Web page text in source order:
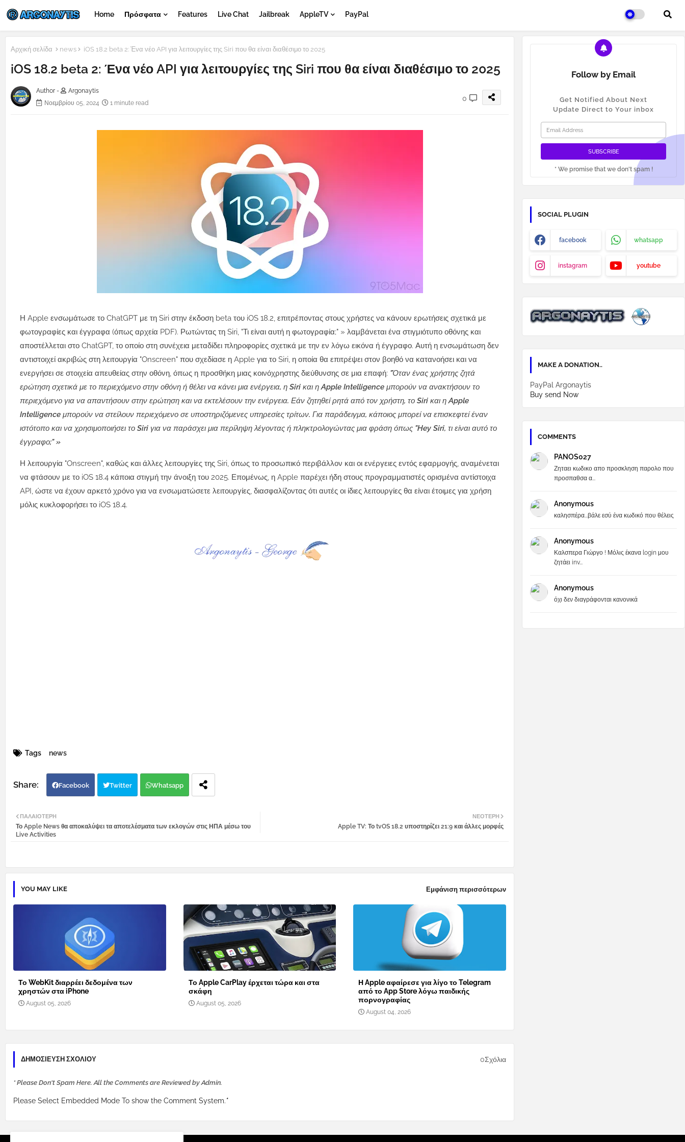
Home Πρόσφατα Features Live Chat Jailbreak AppleTV PayPal
Αρχική σελίδα news iOS 18.2 beta 2: Ένα νέο API για λειτουργίες της Siri που θα είναι διαθέσιμο το 2025
iOS 18.2 beta 2: Ένα νέο API για λειτουργίες της Siri που θα είναι διαθέσιμο το 2025
Author -
Argonaytis
Νοεμβρίου 05, 2024
1 minute read
0
Η Apple ενσωμάτωσε το ChatGPT με τη Siri στην έκδοση beta του iOS 18.2, επιτρέποντας στους χρήστες να κάνουν ερωτήσεις σχετικά με
φωτογραφίες και έγγραφα (όπως αρχεία PDF). Ρωτώντας τη Siri, "Τι είναι αυτή η φωτογραφία;" » λαμβάνεται ένα στιγμιότυπο οθόνης και
αποστέλλεται στο ChatGPT, το οποίο στη συνέχεια μεταδίδει πληροφορίες σχετικά με την εν λόγω εικόνα ή έγγραφο. Αυτή η ενσωμάτωση δεν
αντιστοιχεί ακριβώς στη λειτουργία "Onscreen" που σχεδίασε η Apple για το Siri, η οποία θα επιτρέψει στον βοηθό να κατανοήσει και να
ενεργήσει σε στοιχεία απευθείας στην οθόνη, όπως η προσθήκη μιας κοινόχρηστης διεύθυνσης σε μια επαφή: "Όταν ένας χρήστης ζητά
ερώτηση σχετικά με το περιεχόμενο στην οθόνη ή θέλει να κάνει μια ενέργεια, η Siri και η Apple Intelligence μπορούν να ανακτήσουν το
περιεχόμενο για να απαντήσουν στην ερώτηση και να εκτελέσουν την ενέργεια. Εάν ζητηθεί ρητά από τον χρήστη, το Siri και η Apple
Intelligence μπορούν να στείλουν περιεχόμενο σε υποστηριζόμενες υπηρεσίες τρίτων. Για παράδειγμα, κάποιος μπορεί να επισκεφτεί έναν
ιστότοπο και να χρησιμοποιήσει το Siri για να παράσχει μια περίληψη λέγοντας ή πληκτρολογώντας μια φράση όπως "Hey Siri, τι είναι αυτό το
έγγραφο;" »
Η λειτουργία "Onscreen", καθώς και άλλες λειτουργίες της Siri, όπως το προσωπικό περιβάλλον και οι ενέργειες εντός εφαρμογής, αναμένεται
να φτάσουν με το iOS 18.4 κάποια στιγμή την άνοιξη του 2025. Επομένως, η Apple παρέχει ήδη στους προγραμματιστές ορισμένα αντίστοιχα
API, ώστε να έχουν αρκετό χρόνο για να ενσωματώσετε λειτουργίες, διασφαλίζοντας ότι αυτές οι ίδιες λειτουργίες θα είναι έτοιμες για χρήση
μόλις κυκλοφορήσει το iOS 18.4.
Tags news
Facebook Twitter Whatsapp
ΝΕΌΤΕΡΗ
Apple TV: Το tvOS 18.2 υποστηρίζει 21:9 και άλλες μορφές
ΠΑΛΑΙΌΤΕΡΗ
Το Apple News θα αποκαλύψει τα αποτελέσματα των εκλογών στις ΗΠΑ μέσω του
Live Activities
YOU MAY LIKE Εμφάνιση περισσότερων
Το WebKit διαρρέει δεδομένα των
χρηστών στα iPhone
August 05, 2026
Το Apple CarPlay έρχεται τώρα και στα
σκάφη
August 05, 2026
Η Apple αφαίρεσε για λίγο το Telegram
από το App Store λόγω παιδικής
πορνογραφίας
August 04, 2026
ΔΗΜΟΣΊΕΥΣΗ ΣΧΟΛΊΟΥ 0Σχόλια
* Please Don't Spam Here. All the Comments are Reviewed by Admin.
Please Select Embedded Mode To show the Comment System.*
Follow by Email
Get Notified About Next
Update Direct to Your inbox
* We promise that we don't spam !
SOCIAL PLUGIN
facebook whatsapp
instagram youtube
MAKE A DONATION..
PayPal Argonaytis
Buy send Now
COMMENTS
PANOS027
Ζηταει κωδικο απο προσκληση παρολο που
προσπαθσα α...
Anonymous
καλησπέρα...βάλε εσύ ένα κωδικό που θέλεις
Anonymous
Καλσπερα Γιώργο ! Μόλις έκανα login μου
ζητάει inv...
Anonymous
όχι δεν διαγράφονται κανονικά